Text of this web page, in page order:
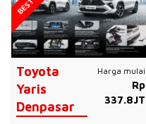
Toyota
Yaris
Denpasar
Harga mulai
Rp
337.8JT